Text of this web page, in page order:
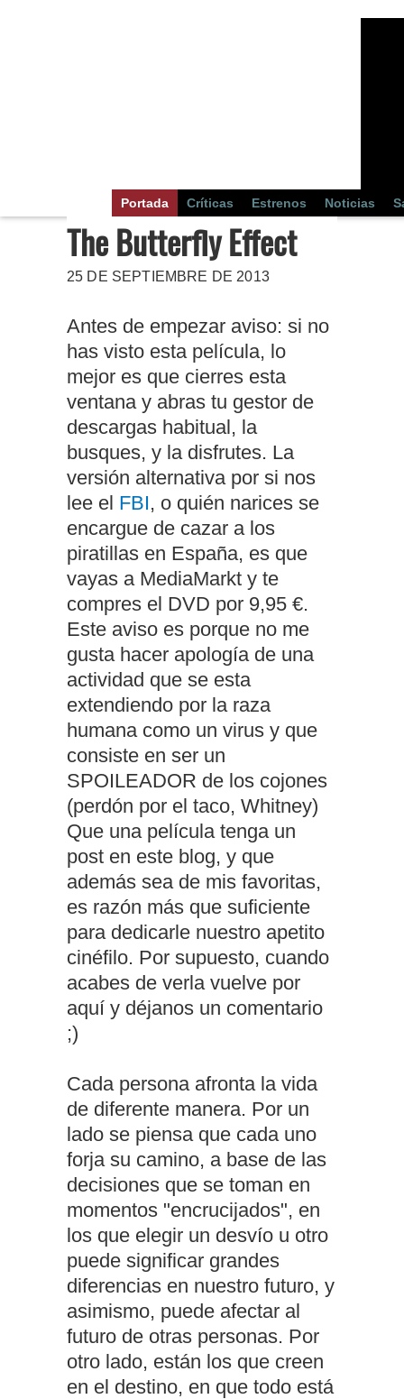
Portada Críticas Estrenos Noticias
The Butterfly Effect
25 DE SEPTIEMBRE DE 2013
Antes de empezar aviso: si no
has visto esta película, lo
mejor es que cierres esta
ventana y abras tu gestor de
descargas habitual, la
busques, y la disfrutes. La
versión alternativa por si nos
lee el FBI, o quién narices se
encargue de cazar a los
piratillas en España, es que
vayas a MediaMarkt y te
compres el DVD por 9,95 €.
Este aviso es porque no me
gusta hacer apología de una
actividad que se esta
extendiendo por la raza
humana como un virus y que
consiste en ser un
SPOILEADOR de los cojones
(perdón por el taco, Whitney)
Que una película tenga un
post en este blog, y que
además sea de mis favoritas,
es razón más que suficiente
para dedicarle nuestro apetito
cinéfilo. Por supuesto, cuando
acabes de verla vuelve por
aquí y déjanos un comentario
;)
Cada persona afronta la vida
de diferente manera. Por un
lado se piensa que cada uno
forja su camino, a base de las
decisiones que se toman en
momentos "encrucijados", en
los que elegir un desvío u otro
puede significar grandes
diferencias en nuestro futuro, y
asimismo, puede afectar al
futuro de otras personas. Por
otro lado, están los que creen
en el destino, en que todo está